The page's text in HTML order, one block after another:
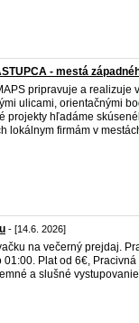
- mestá
pripravuje a realizuje
ulicami, orientačnými
projekty hľadáme
lokálnym firmám v
- [14.6. 2026]
na večerný prejdaj.
01:00. Plat od 6€,
a slušné